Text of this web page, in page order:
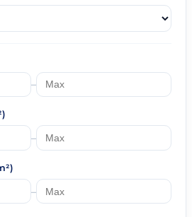
–
–
–